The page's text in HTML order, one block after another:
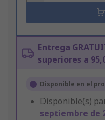
Entrega
superiores a
Disponible en el
Disponible(s)
septiembre de